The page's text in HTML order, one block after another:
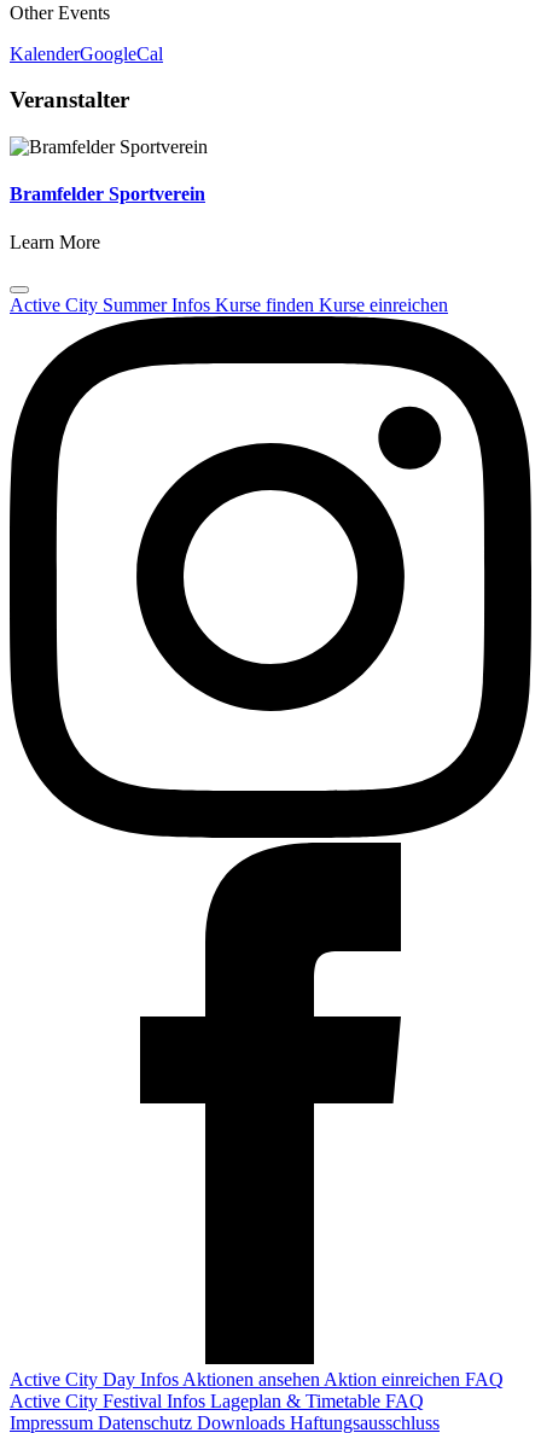
Other Events
KalenderGoogleCal
Veranstalter
Bramfelder Sportverein
Learn More
Active City SummerInfos Kurse finden Kurse einreichen
Active City Day Infos Aktionen ansehen Aktion einreichen FAQ
Active City Festival Infos Lageplan & Timetable FAQ
Impressum Datenschutz Downloads Haftungsausschluss